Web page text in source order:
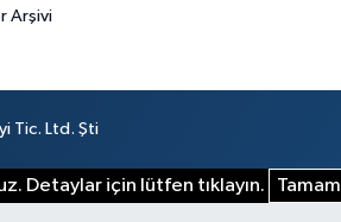
Arşivi
Tic. Ltd. Şti
Detaylar için lütfen tıklayın. Tamam